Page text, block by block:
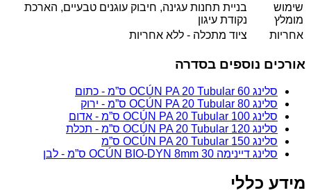
שימוש
מומלץ
בניית תחנות עגינה, חיבוק עוגנים טבעיים, הארכת
נקודת עיגון
אחריות
ציוד מתכלה - ללא אחריות
אורכים נוספים בסדרה
סלינג OCÚN PA 20 Tubular 60 ס”מ - כתום
סלינג OCÚN PA 20 Tubular 80 ס”מ - ירוק
סלינג OCÚN PA 20 Tubular 100 ס”מ - אדום
סלינג OCÚN PA 20 Tubular 120 ס”מ - תכלת
סלינג OCÚN PA 20 Tubular 150 ס”מ
סלינג דיינימה OCÚN BIO-DYN 8mm 30 ס”מ - לבן
מידע כללי